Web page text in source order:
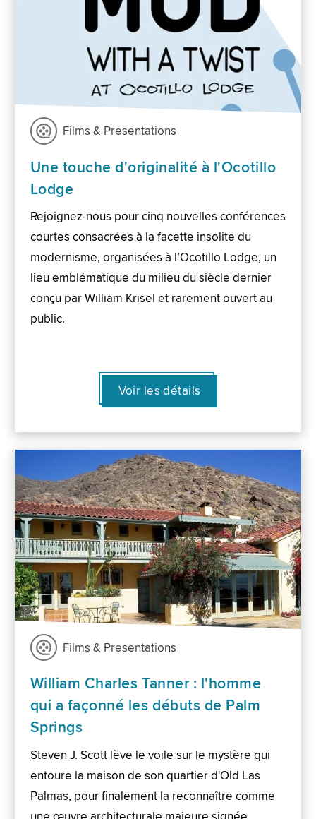
Films & Presentations
Une touche d'originalité à l'Ocotillo
Lodge
Rejoignez-nous pour cinq nouvelles conférences
courtes consacrées à la facette insolite du
modernisme, organisées à l’Ocotillo Lodge, un
lieu emblématique du milieu du siècle dernier
conçu par William Krisel et rarement ouvert au
public.
Voir les détails
Films & Presentations
William Charles Tanner : l'homme
qui a façonné les débuts de Palm
Springs
Steven J. Scott lève le voile sur le mystère qui
entoure la maison de son quartier d'Old Las
Palmas, pour finalement la reconnaître comme